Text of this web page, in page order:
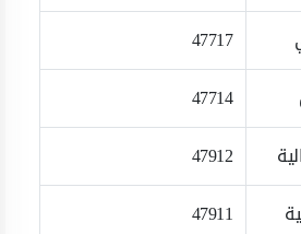
47717
47714
47912
47911